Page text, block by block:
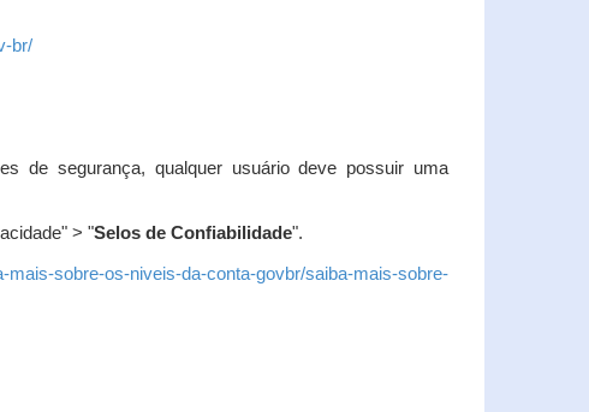
br/
de segurança, qualquer usuário deve possuir uma
> "Selos de Confiabilidade".
mais-sobre-os-niveis-da-conta-govbr/saiba-mais-sobre-